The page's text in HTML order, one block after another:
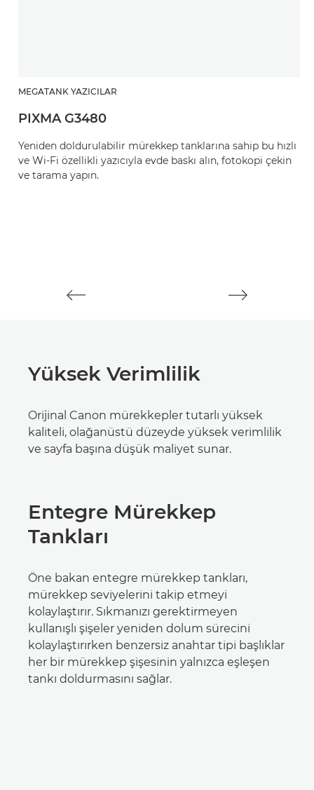
MEGATANK YAZICILAR
PIXMA G3480
Yeniden doldurulabilir mürekkep tanklarına sahip bu hızlı
ve Wi-Fi özellikli yazıcıyla evde baskı alın, fotokopi çekin
ve tarama yapın.
Yüksek Verimlilik
Orijinal Canon mürekkepler tutarlı yüksek
kaliteli, olağanüstü düzeyde yüksek verimlilik
ve sayfa başına düşük maliyet sunar.
Entegre Mürekkep
Tankları
Öne bakan entegre mürekkep tankları,
mürekkep seviyelerini takip etmeyi
kolaylaştırır. Sıkmanızı gerektirmeyen
kullanışlı şişeler yeniden dolum sürecini
kolaylaştırırken benzersiz anahtar tipi başlıklar
her bir mürekkep şişesinin yalnızca eşleşen
tankı doldurmasını sağlar.